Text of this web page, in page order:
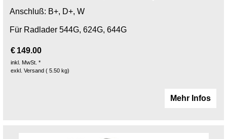
Anschluß: B+, D+, W
Für Radlader 544G, 624G, 644G
€ 149.00
inkl. MwSt. *
exkl. Versand
5.50 kg
Mehr Infos